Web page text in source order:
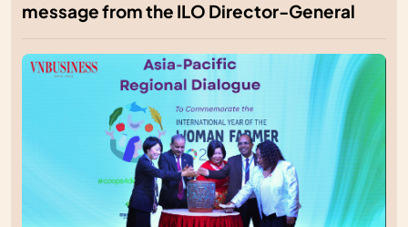
message from the ILO Director-General